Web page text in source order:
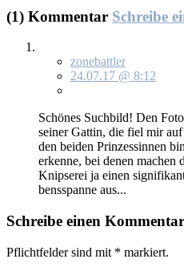
(1) Kommentar Schreibe
zonebattler
24.07.17 @ 8:12
Schö­nes Such­bild! Den
sei­ner Gat­tin, die fiel mir
den bei­den Prin­zes­sin­nen
er­ken­ne, bei de­nen ma­chen
Knip­se­rei ja ei­nen
bens­span­ne aus...
Schreibe einen Kommentar
Pflichtfelder sind mit * markiert.